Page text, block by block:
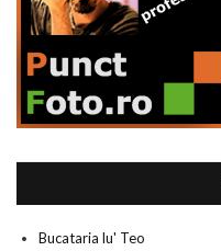
Bucataria lu' Teo